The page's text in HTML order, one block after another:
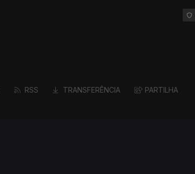
RSS TRANSFERÊNCIA PARTILHA